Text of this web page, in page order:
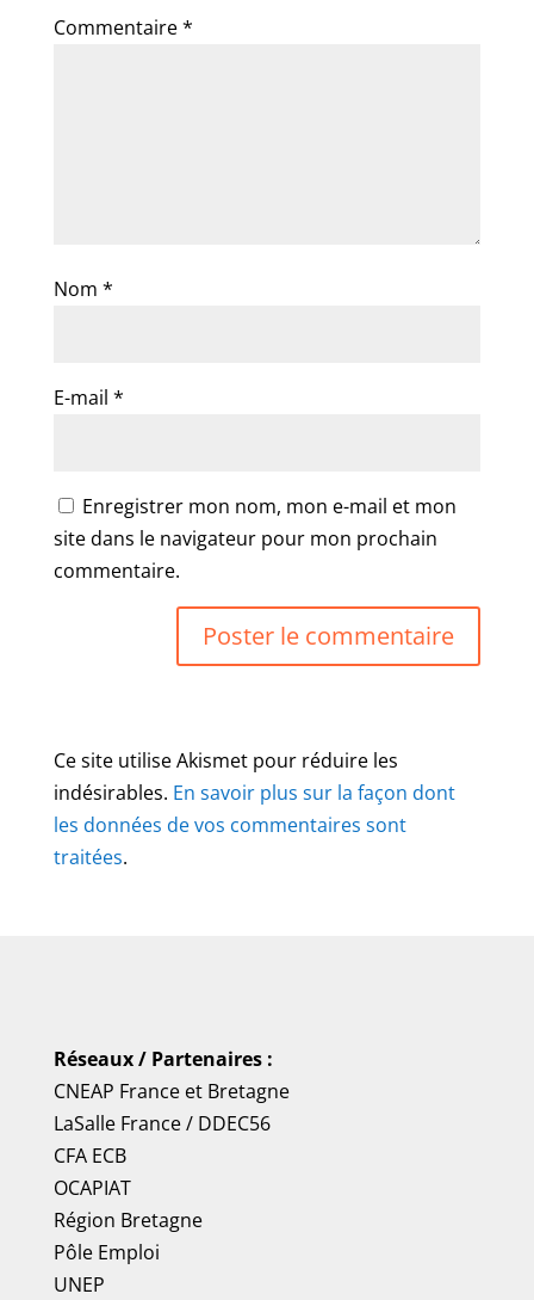
Commentaire*
Nom *
E-mail *
Enregistrer mon nom, mon e-mail et mon
site dans le navigateur pour mon prochain
commentaire.
Ce site utilise Akismet pour réduire les
indésirables. En savoir plus sur la façon dont
les données de vos commentaires sont
traitées.
Réseaux / Partenaires :
CNEAP Franceet Bretagne
LaSalle France/ DDEC56
CFA ECB
OCAPIAT
Région Bretagne
Pôle Emploi
UNEP